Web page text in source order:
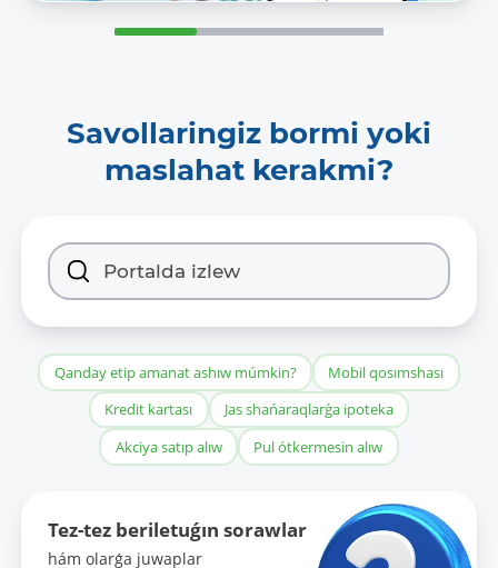
Savollaringiz bormi yoki
maslahat kerakmi?
Qanday etip amanat ashıw múmkin?
Mobil qosımshası
Kredit kartası
Jas shańaraqlarǵa ipoteka
Akciya satıp alıw
Pul ótkermesin alıw
Tez-tez beriletuǵın sorawlar
hám olarǵa juwaplar